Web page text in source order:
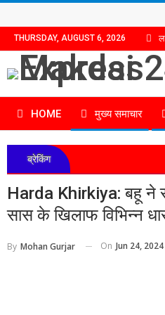
THURSDAY, AUGUST 6, 2026
HOME मुख्य समाचार
ब्रेकिंग
Harda Khirkiya: बहू ने
सास के खिलाफ विभिन्न
By Mohan Gurjar On Jun 24, 2024